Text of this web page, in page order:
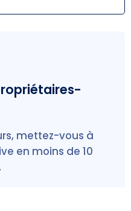
mettez-vous à
en moins de 10